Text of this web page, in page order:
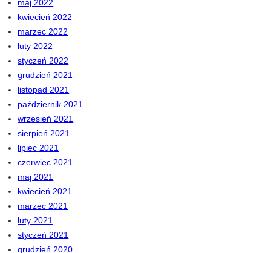
maj 2022
kwiecień 2022
marzec 2022
luty 2022
styczeń 2022
grudzień 2021
listopad 2021
październik 2021
wrzesień 2021
sierpień 2021
lipiec 2021
czerwiec 2021
maj 2021
kwiecień 2021
marzec 2021
luty 2021
styczeń 2021
grudzień 2020